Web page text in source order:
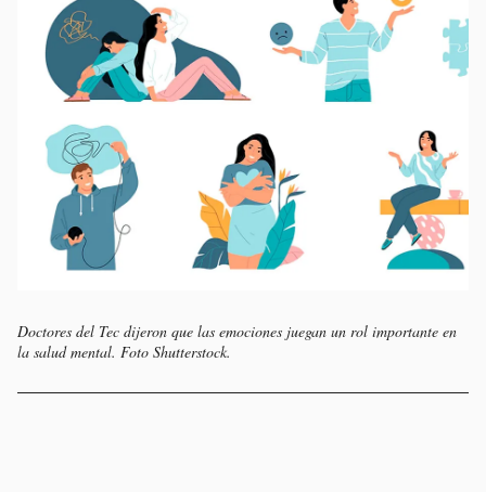
Doctores del Tec dijeron que las emociones juegan un rol importante en
la salud mental. Foto Shutterstock.